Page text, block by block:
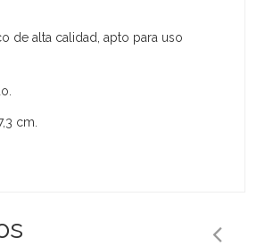
de alta calidad, apto para uso
cm.